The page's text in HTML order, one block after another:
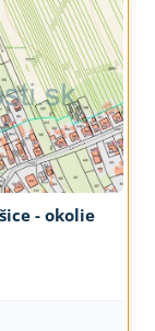
- okolie